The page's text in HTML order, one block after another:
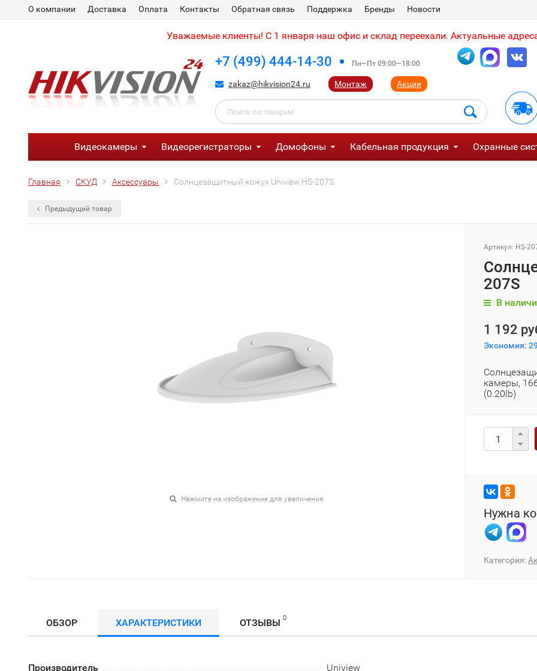
О компании Доставка Оплата Контакты Обратная связь Поддержка Бренды Новости
Уважаемые клиенты! С 1 января наш офис и склад переехали. Актуальные
+7 (499) 444-14-30 Пн—Пт 09:00—18:00
zakaz@hikvision24.ru Монтаж Акции
Видеокамеры Видеорегистраторы Домофоны Кабельная продукция Охранные
Главная СКУД Аксессуары Солнцезащитный кожух Uniview HS-207S
Предыдущий товар
Нажмите на изображение для увеличения
Артикул: HS-
207S
В
1 192
Экономия:
камеры,
(0.20lb)
Нужна
Категория:
ОБЗОР ХАРАКТЕРИСТИКИ ОТЗЫВЫ 0
Производитель
Uniview